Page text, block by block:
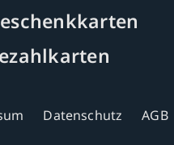
Datenschutz AGB